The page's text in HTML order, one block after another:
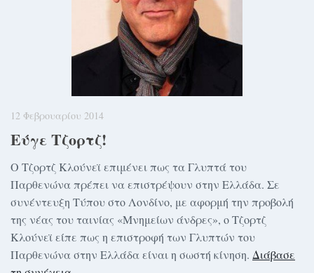
12 Φεβρουαρίου 2014
Εύγε Τζορτζ!
Ο Τζορτζ Κλούνεϊ επιμένει πως τα Γλυπτά του
Παρθενώνα πρέπει να επιστρέψουν στην Ελλάδα. Σε
συνέντευξη Τύπου στο Λονδίνο, με αφορμή την προβολή
της νέας του ταινίας «Μνημείων άνδρες», ο Τζορτζ
Κλούνεϊ είπε πως η επιστροφή των Γλυπτών του
Παρθενώνα στην Ελλάδα είναι η σωστή κίνηση. Διάβασε